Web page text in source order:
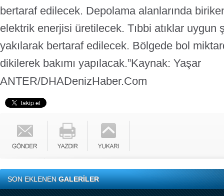
bertaraf edilecek. Depolama alanlarında
elektrik enerjisi üretilecek. Tıbbi atıklar uygun
yakılarak bertaraf edilecek. Bölgede bol
dikilerek bakımı yapılacak.”Kaynak: Yaşar
ANTER/DHADenizHaber.Com
SON EKLENENGALERİLER